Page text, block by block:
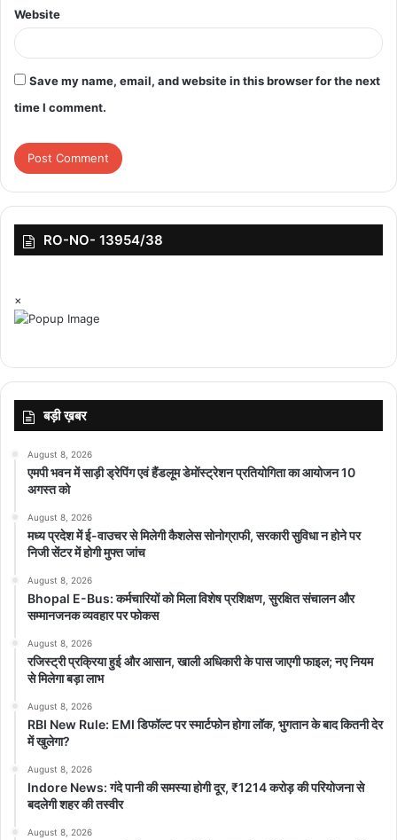
Website
Save my name, email, and website in this browser for the next
time I comment.
RO-NO- 13954/38
×
बड़ी ख़बर
August 8, 2026
एमपी भवन में साड़ी ड्रेपिंग एवं हैंडलूम डेमोंस्ट्रेशन प्रतियोगिता का आयोजन 10
अगस्त को
August 8, 2026
मध्य प्रदेश में ई-वाउचर से मिलेगी कैशलेस सोनोग्राफी, सरकारी सुविधा न होने पर
निजी सेंटर में होगी मुफ्त जांच
August 8, 2026
Bhopal E-Bus: कर्मचारियों को मिला विशेष प्रशिक्षण, सुरक्षित संचालन और
सम्मानजनक व्यवहार पर फोकस
August 8, 2026
रजिस्ट्री प्रक्रिया हुई और आसान, खाली अधिकारी के पास जाएगी फाइल; नए नियम
से मिलेगा बड़ा लाभ
August 8, 2026
RBI New Rule: EMI डिफॉल्ट पर स्मार्टफोन होगा लॉक, भुगतान के बाद कितनी देर
में खुलेगा?
August 8, 2026
Indore News: गंदे पानी की समस्या होगी दूर, ₹1214 करोड़ की परियोजना से
बदलेगी शहर की तस्वीर
August 8, 2026